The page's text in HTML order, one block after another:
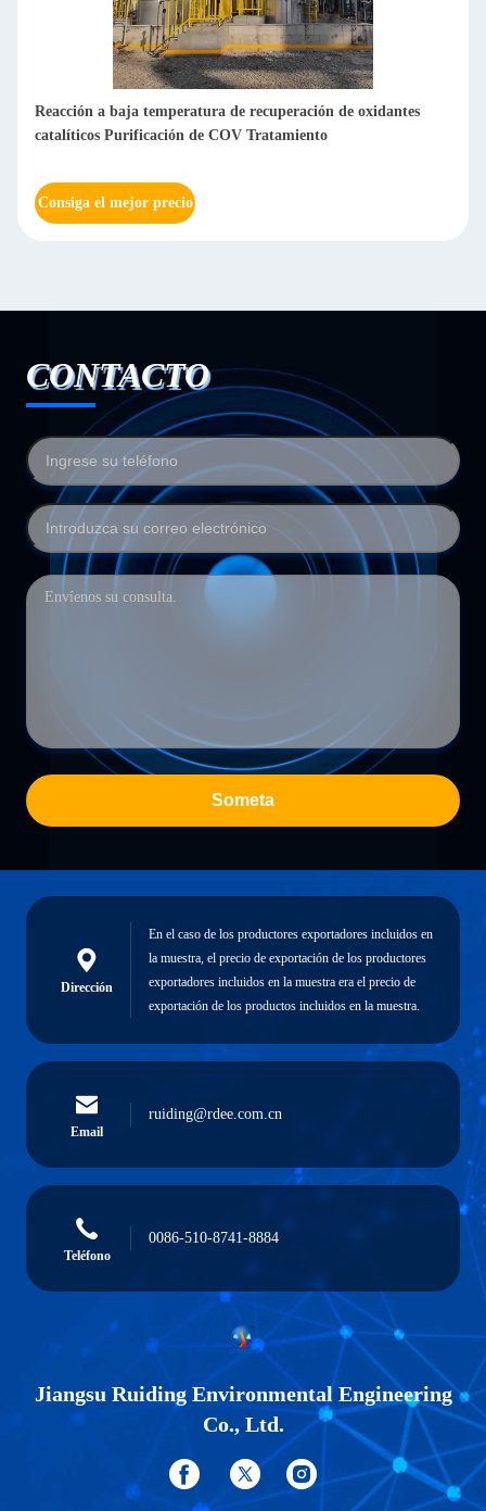
Fuego de oxidación de recuperación catalítica Protección
ambiental Seguro y estable
Consiga el mejor precio
CONTACTO
Someta
Dirección
En el caso de los productores exportadores incluidos en
la muestra, el precio de exportación de los productores
exportadores incluidos en la muestra era el precio de
exportación de los productos incluidos en la muestra.
Email
ruiding@rdee.com.cn
Teléfono
0086-510-8741-8884
Jiangsu Ruiding Environmental Engineering
Co., Ltd.